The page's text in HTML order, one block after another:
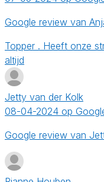
Google review van
Topper . Heeft onze
altijd
Jetty van der Kolk
08-04-2024 op
Google review van